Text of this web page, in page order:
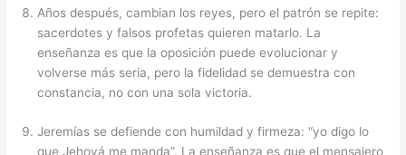
Años después, cambian los reyes, pero el patrón se repite:
sacerdotes y falsos profetas quieren matarlo. La
enseñanza es que la oposición puede evolucionar y
volverse más seria, pero la fidelidad se demuestra con
constancia, no con una sola victoria.
Jeremías se defiende con humildad y firmeza: “yo digo lo
que Jehová me manda”. La enseñanza es que el mensajero